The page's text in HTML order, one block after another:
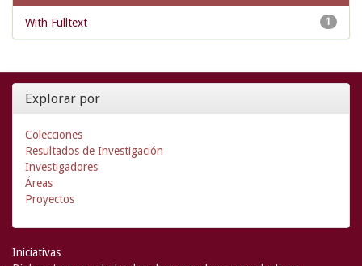
1
With Fulltext
Explorar por
Colecciones
Resultados de Investigación
Investigadores
Áreas
Proyectos
Iniciativas